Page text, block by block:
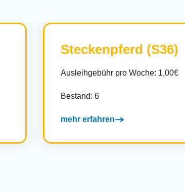
Steckenpferd (S36)
Ausleihgebühr pro Woche: 1,00€
Bestand: 6
mehr erfahren